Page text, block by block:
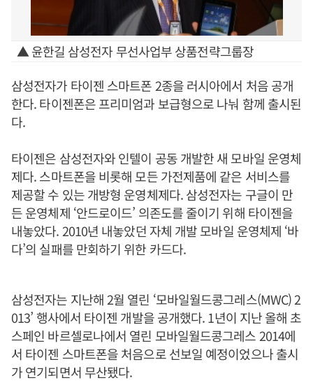
▲ 윤한길 삼성전자 무선사업부 상품전략그룹장
삼성전자가 타이젠 스마트폰 2종을 러시아에서 처음 공개
한다. 타이젠폰은 프리미엄과 보급형으로 나눠 함께 출시된
다.
타이젠은 삼성전자와 인텔이 공동 개발한 새 모바일 운영체
제다. 스마트폰을 비롯해 모든 가전제품에 같은 서비스를
제공할 수 있는 개방형 운영체제다. 삼성전자는 구글이 만
든 운영체제 ‘안드로이드’ 의존도를 줄이기 위해 타이젠을
내놓았다. 2010년 내놓았던 자체 개발 모바일 운영체제 ‘바
다’의 실패를 만회하기 위한 카드다.
삼성전자는 지난해 2월 열린 ‘모바일월드콩그레스(MWC) 2
013’ 행사에서 타이젠 개발을 공개했다. 1년이 지난 올해 초
스페인 바르셀로나에서 열린 모바일월드콩그레스 2014에
서 타이젠 스마트폰을 처음으로 선보일 예정이었으나 출시
가 연기되면서 무산됐다.